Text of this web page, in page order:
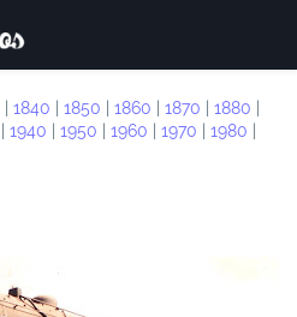
1840 1850 1860 1870 1880
1940 1950 1960 1970 1980